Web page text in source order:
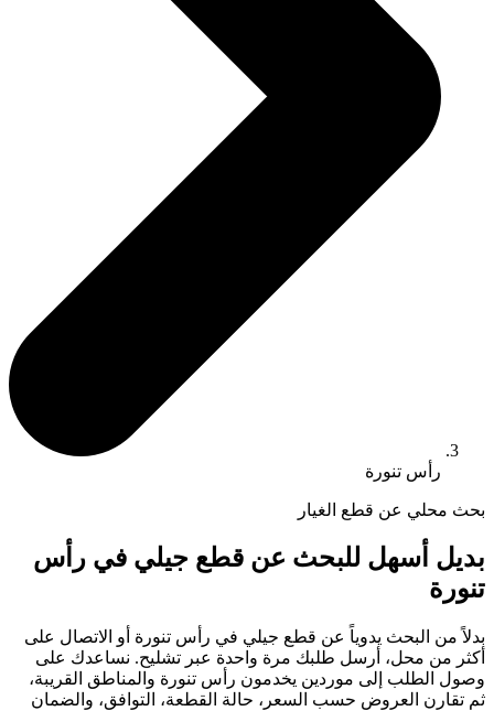
رأس تنورة
بحث محلي عن قطع الغيار
بديل أسهل للبحث عن قطع جيلي في رأس
تنورة
بدلاً من البحث يدوياً عن قطع جيلي في رأس تنورة أو الاتصال على
أكثر من محل، أرسل طلبك مرة واحدة عبر تشليح. نساعدك على
وصول الطلب إلى موردين يخدمون رأس تنورة والمناطق القريبة،
ثم تقارن العروض حسب السعر، حالة القطعة، التوافق، والضمان